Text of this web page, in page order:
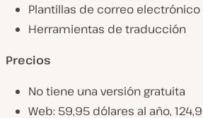
Plantillas de correo
Herramientas de traducción
Precios
No tiene una versión gratuita
Web: 59,95 dólares al año,